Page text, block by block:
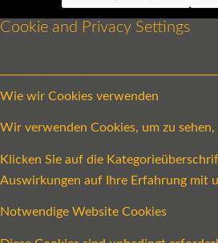
Cookie and Privacy Settings
Wie wir Cookies verwenden
Wir verwenden Cookies, um zu
Klicken Sie auf die
Auswirkungen auf Ihre Erfahrung mit
Notwendige Website Cookies